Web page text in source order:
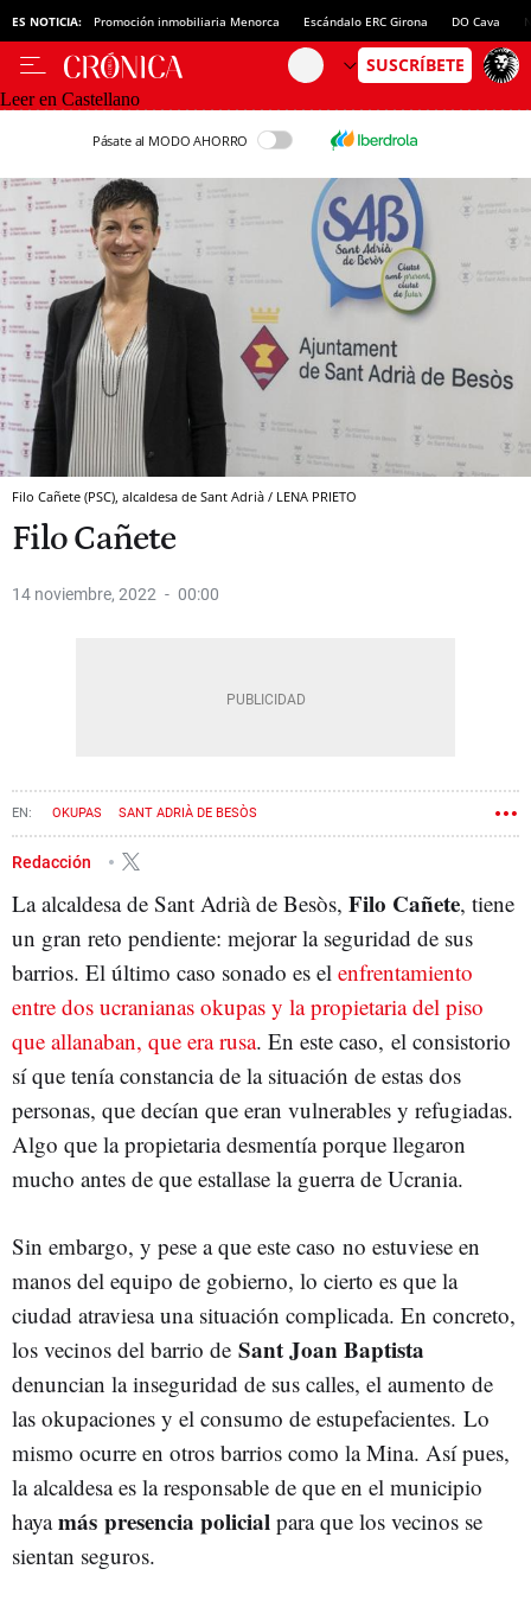
ES NOTICIA: Promoción inmobiliaria Menorca Escándalo ERC Girona DO Cava
Leer en Castellano
Pásate al MODO AHORRO
Filo Cañete (PSC), alcaldesa de Sant Adrià / LENA PRIETO
Filo Cañete
14 noviembre, 2022 00:00
OKUPAS SANT ADRIÀ DE BESÒS
Redacción
La alcaldesa de Sant Adrià de Besòs, Filo Cañete, tiene
un gran reto pendiente: mejorar la seguridad de sus
barrios. El último caso sonado es el enfrentamiento
entre dos ucranianas okupas y la propietaria del piso
que allanaban, que era rusa. En este caso, el consistorio
sí que tenía constancia de la situación de estas dos
personas, que decían que eran vulnerables y refugiadas.
Algo que la propietaria desmentía porque llegaron
mucho antes de que estallase la guerra de Ucrania.
Sin embargo, y pese a que este caso no estuviese en
manos del equipo de gobierno, lo cierto es que la
ciudad atraviesa una situación complicada. En concreto,
los vecinos del barrio de Sant Joan Baptista
denuncian la inseguridad de sus calles, el aumento de
las okupaciones y el consumo de estupefacientes. Lo
mismo ocurre en otros barrios como la Mina. Así pues,
la alcaldesa es la responsable de que en el municipio
hayamás presencia policial para que los vecinos se
sientan seguros.